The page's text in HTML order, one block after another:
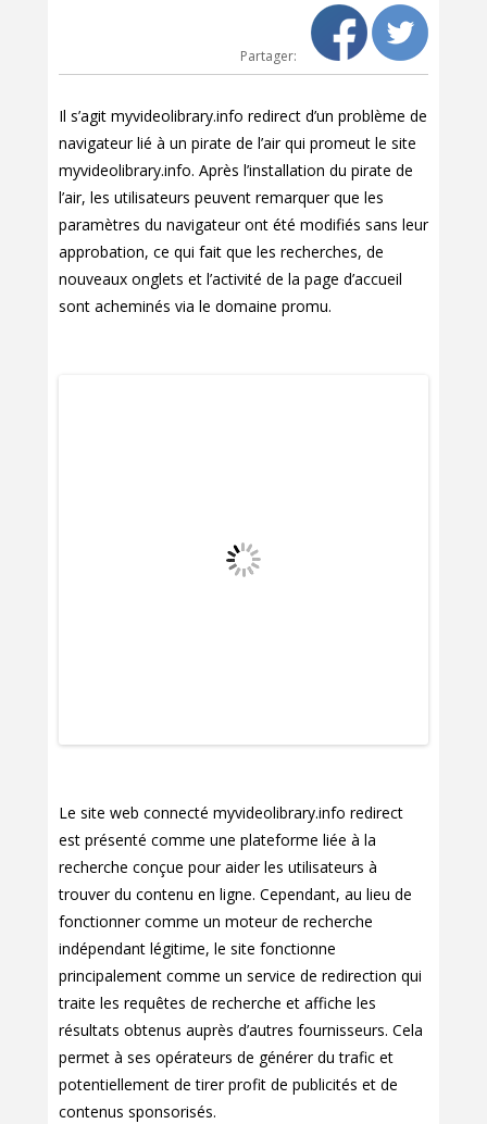
Partager:
Il s’agit myvideolibrary.info redirect d’un problème de
navigateur lié à un pirate de l’air qui promeut le site
myvideolibrary.info. Après l’installation du pirate de
l’air, les utilisateurs peuvent remarquer que les
paramètres du navigateur ont été modifiés sans leur
approbation, ce qui fait que les recherches, de
nouveaux onglets et l’activité de la page d’accueil
sont acheminés via le domaine promu.
Le site web connecté myvideolibrary.info redirect
est présenté comme une plateforme liée à la
recherche conçue pour aider les utilisateurs à
trouver du contenu en ligne. Cependant, au lieu de
fonctionner comme un moteur de recherche
indépendant légitime, le site fonctionne
principalement comme un service de redirection qui
traite les requêtes de recherche et affiche les
résultats obtenus auprès d’autres fournisseurs. Cela
permet à ses opérateurs de générer du trafic et
potentiellement de tirer profit de publicités et de
contenus sponsorisés.